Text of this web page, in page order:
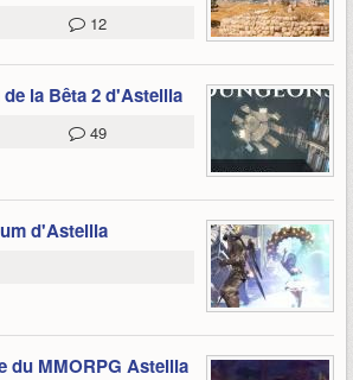
12
la Bêta 2 d'Astellia
49
d'Astellia
du MMORPG Astellia